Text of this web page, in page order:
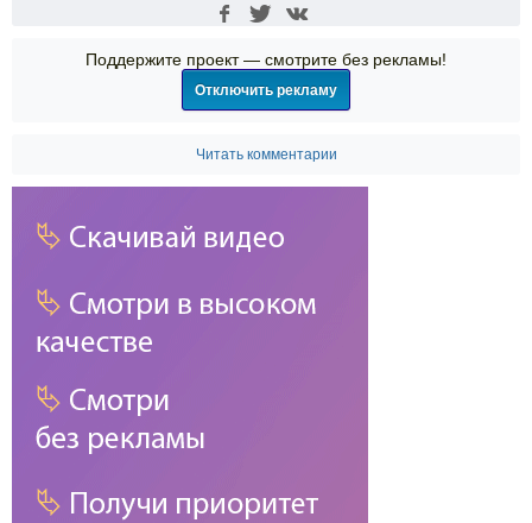
Поддержите проект — смотрите без рекламы!
Отключить рекламу
Читать комментарии